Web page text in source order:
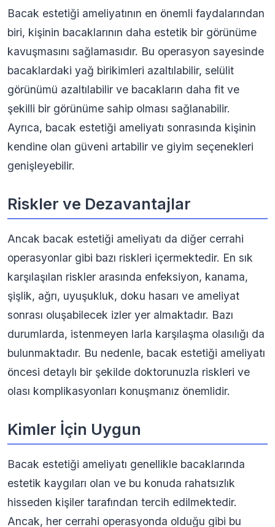
Bacak estetiği ameliyatının en önemli faydalarından
biri, kişinin bacaklarının daha estetik bir görünüme
kavuşmasını sağlamasıdır. Bu operasyon sayesinde
bacaklardaki yağ birikimleri azaltılabilir, selülit
görünümü azaltılabilir ve bacakların daha fit ve
şekilli bir görünüme sahip olması sağlanabilir.
Ayrıca, bacak estetiği ameliyatı sonrasında kişinin
kendine olan güveni artabilir ve giyim seçenekleri
genişleyebilir.
Riskler ve Dezavantajlar
Ancak bacak estetiği ameliyatı da diğer cerrahi
operasyonlar gibi bazı riskleri içermektedir. En sık
karşılaşılan riskler arasında enfeksiyon, kanama,
şişlik, ağrı, uyuşukluk, doku hasarı ve ameliyat
sonrası oluşabilecek izler yer almaktadır. Bazı
durumlarda, istenmeyen larla karşılaşma olasılığı da
bulunmaktadır. Bu nedenle, bacak estetiği ameliyatı
öncesi detaylı bir şekilde doktorunuzla riskleri ve
olası komplikasyonları konuşmanız önemlidir.
Kimler İçin Uygun
Bacak estetiği ameliyatı genellikle bacaklarında
estetik kaygıları olan ve bu konuda rahatsızlık
hisseden kişiler tarafından tercih edilmektedir.
Ancak, her cerrahi operasyonda olduğu gibi bu